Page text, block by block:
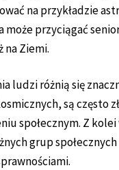
na przykładzie
może przyciągać
na Ziemi.
ludzi różnią się
są często
społecznym. Z
grup